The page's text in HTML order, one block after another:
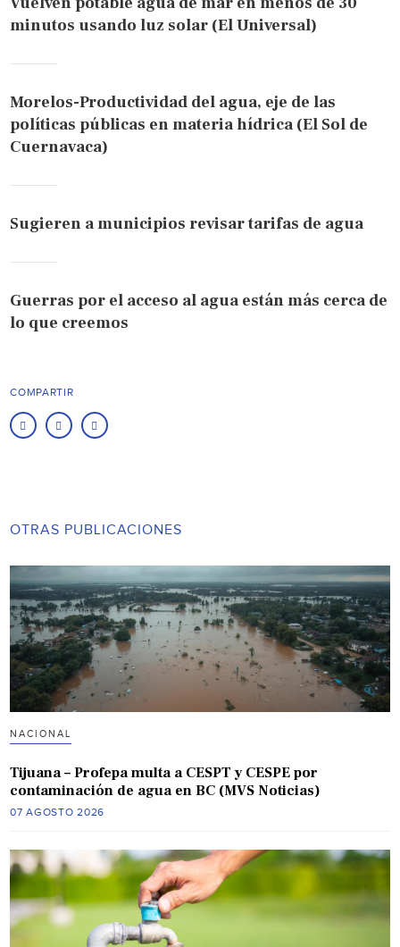
minutos usando luz solar (El Universal)
Morelos-Productividad del agua, eje de las
políticas públicas en materia hídrica (El Sol de
Cuernavaca)
Sugieren a municipios revisar tarifas de agua
Guerras por el acceso al agua están más cerca de
lo que creemos
COMPARTIR
OTRAS PUBLICACIONES
NACIONAL
Tijuana – Profepa multa a CESPT y CESPE por
contaminación de agua en BC (MVS Noticias)
07 AGOSTO 2026